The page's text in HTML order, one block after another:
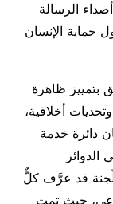
الرسالة
حماية الإنسان
بتمييز ظاهرة
أخلاقية،
دائرة خدمة
الدوائر
قد عرَّف كلٌّ
حيث تمت